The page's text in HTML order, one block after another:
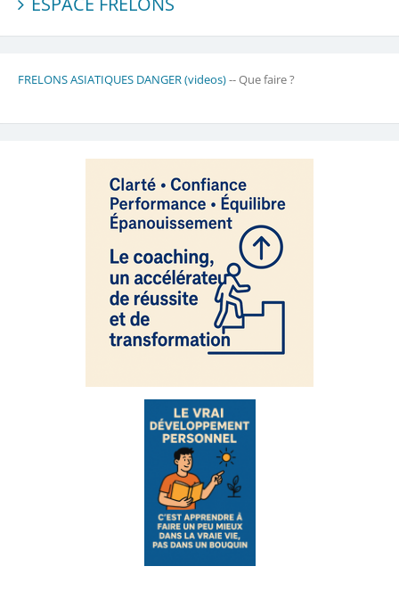
FRELONS ASIATIQUES DANGER (videos)-- Que faire ?